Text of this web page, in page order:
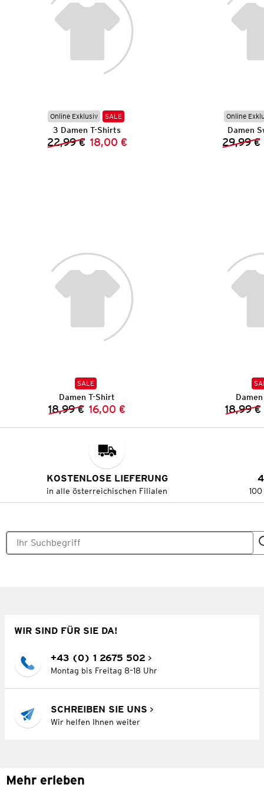
Online Exklusiv SALE
3 Damen T-Shirts
Vorheriger Preis:
22,99 € Neuer Preis:
18,00 €
Online
Damen
29,99 €
SALE
Damen T-Shirt
Vorheriger Preis:
18,99 € Neuer Preis:
16,00 € 18,99 €
KOSTENLOSE LIEFERUNG
in alle österreichischen Filialen
WIR SIND FÜR SIE DA!
+43 (0) 1 2675 502
Montag bis Freitag 8–18 Uhr
SCHREIBEN SIE UNS
Wir helfen Ihnen weiter
Mehr erleben